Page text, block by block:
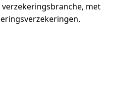
met